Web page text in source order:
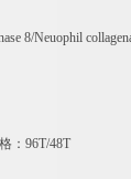
8/Neuophil
： 96T/48T